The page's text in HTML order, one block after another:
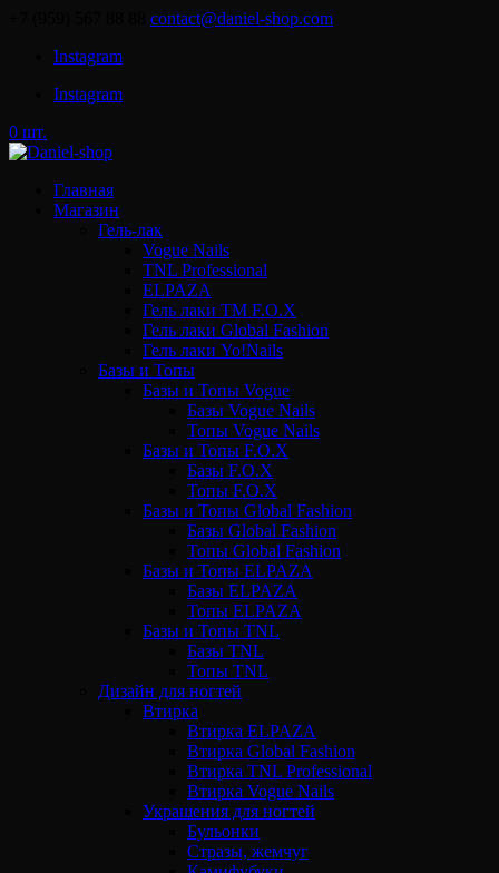
contact@daniel-shop.com
Instagram
Instagram
0 шт.
Главная
Магазин
Гель-лак
Vogue Nails
TNL Professional
ELPAZA
Гель лаки ТМ F.O.X
Гель лаки Global Fashion
Гель лаки Yo!Nails
Базы и Топы
Базы и Топы Vogue
Базы Vogue Nails
Топы Vogue Nails
Базы и Топы F.O.X
Базы F.O.X
Топы F.O.X
Базы и Топы Global Fashion
Базы Global Fashion
Топы Global Fashion
Базы и Топы ELPAZA
Базы ELPAZA
Топы ELPAZA
Базы и Топы TNL
Базы TNL
Топы TNL
Дизайн для ногтей
Втирка
Втирка ELPAZA
Втирка Global Fashion
Втирка TNL Professional
Втирка Vogue Nails
Украшения для ногтей
Бульонки
Стразы, жемчуг